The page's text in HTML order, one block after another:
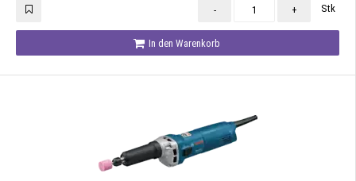
- + Stk
In den Warenkorb